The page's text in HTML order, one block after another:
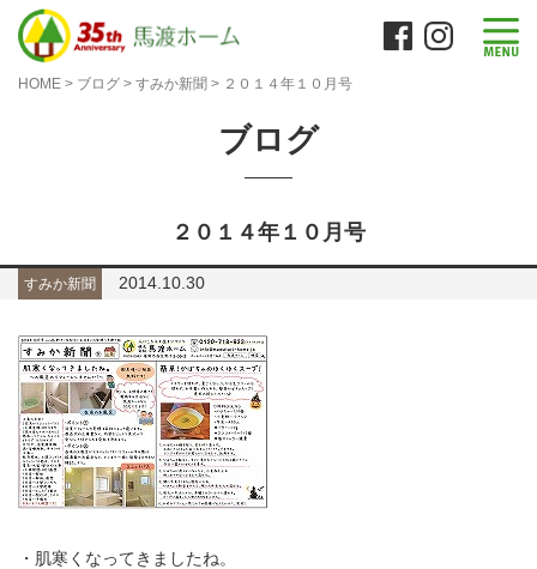
HOME > ブログ > すみか新聞 > ２０１４年１０月号
ブログ
２０１４年１０月号
すみか新聞 2014.10.30
・肌寒くなってきましたね。